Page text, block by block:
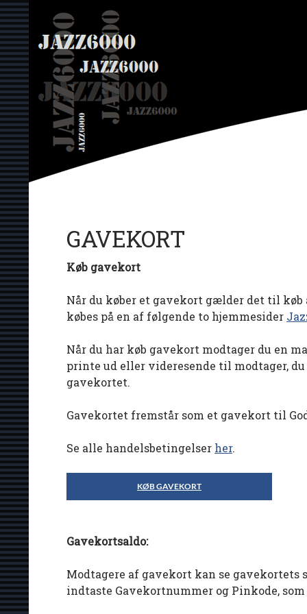
Hop
til
indhold
GAVEKORT
Køb gavekort
Når du køber et gavekort gælder det til
købes på en af følgende to hjemmesider
Når du har køb gavekort modtager du en
printe ud eller videresende til modtager, du
gavekortet.
Gavekortet fremstår som et gavekort til
Se alle handelsbetingelser her.
KØB GAVEKORT
Gavekortsaldo:
Modtagere af gavekort kan se
indtaste Gavekortnummer og Pinkode,